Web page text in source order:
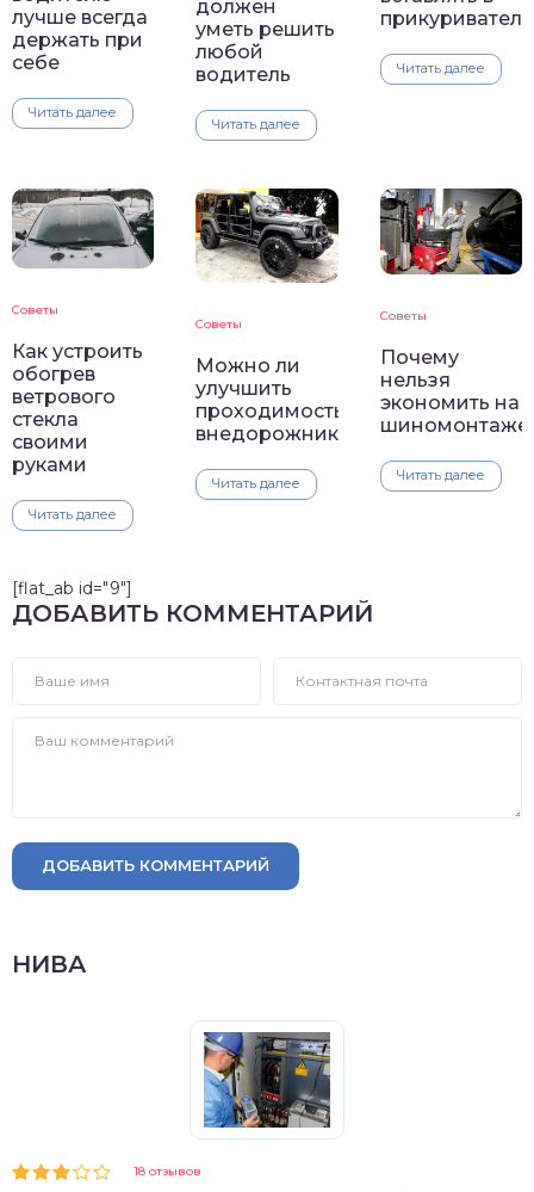
лучше всегда
держать при
себе
Читать далее
должен
уметь решить
любой
водитель
Читать далее
прикуриватель
Читать далее
Советы
Как устроить
обогрев
ветрового
стекла
своими
руками
Читать далее
Советы
Можно ли
улучшить
проходимость
внедорожника
Читать далее
Советы
Почему
нельзя
экономить на
шиномонтаже
Читать далее
[flat_ab id="9"]
ДОБАВИТЬ КОММЕНТАРИЙ
ДОБАВИТЬ КОММЕНТАРИЙ
НИВА
18 отзывов